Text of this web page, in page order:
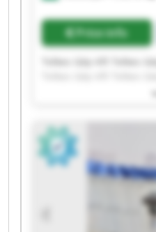
Price info
Telkes Gép Kft Telkes
Telkes Gép Kft Telkes
Telkes Gép Kft Telkes
Telkes Gép Kft Telkes
Telkes Gép Kft Telkes